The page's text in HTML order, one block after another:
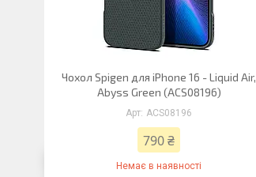
Чохол Spigen для iPhone 16 - Liquid Air,
Abyss Green (ACS08196)
ACS08196
790 ₴
Немає в наявності